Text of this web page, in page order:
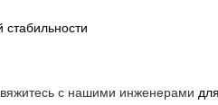
с нашими инженерами